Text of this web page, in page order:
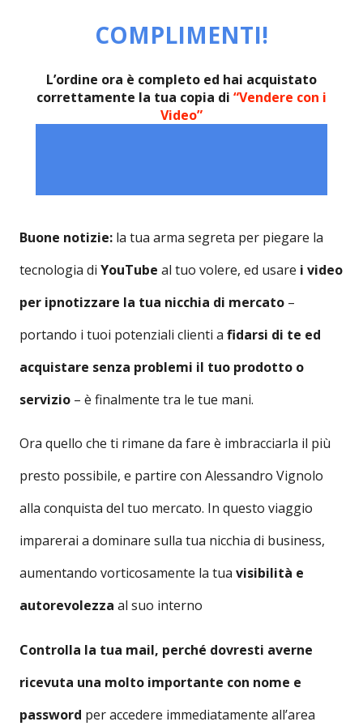
COMPLIMENTI!
L’ordine ora è completo ed hai acquistato
correttamente la tua copia di “Vendere con i
Video”
Buone notizie: la tua arma segreta per piegare la
tecnologia di YouTube al tuo volere, ed usare i video
per ipnotizzare la tua nicchia di mercato –
portando i tuoi potenziali clienti a fidarsi di te ed
acquistare senza problemi il tuo prodotto o
servizio – è finalmente tra le tue mani.
Ora quello che ti rimane da fare è imbracciarla il più
presto possibile, e partire con Alessandro Vignolo
alla conquista del tuo mercato. In questo viaggio
imparerai a dominare sulla tua nicchia di business,
aumentando vorticosamente la tua visibilità e
autorevolezza al suo interno
Controlla la tua mail, perché dovresti averne
ricevuta una molto importante con nome e
password per accedere immediatamente all’area